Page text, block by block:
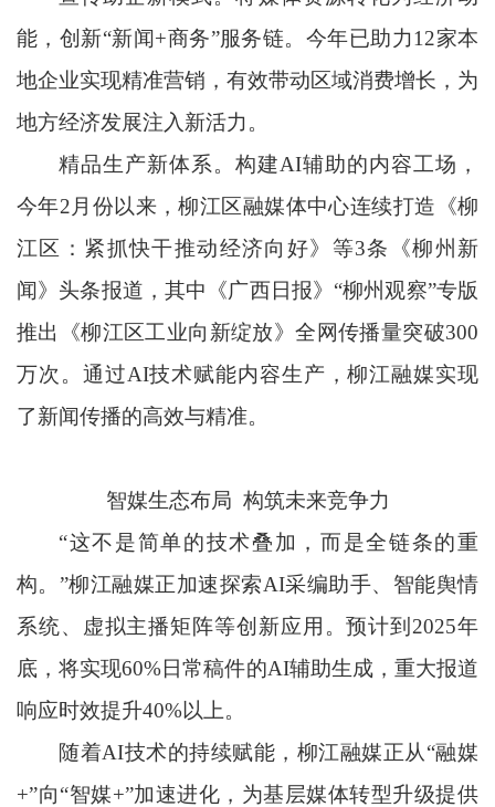
能，创新“新闻+商务”服务链。今年已助力12家本
地企业实现精准营销，有效带动区域消费增长，为
地方经济发展注入新活力。
精品生产新体系。构建AI辅助的内容工场，
今年2月份以来，柳江区融媒体中心连续打造《柳
江区：紧抓快干推动经济向好》等3条《柳州新
闻》头条报道，其中《广西日报》“柳州观察”专版
推出《柳江区工业向新绽放》全网传播量突破300
万次。通过AI技术赋能内容生产，柳江融媒实现
了新闻传播的高效与精准。
智媒生态布局 构筑未来竞争力
“这不是简单的技术叠加，而是全链条的重
构。”柳江融媒正加速探索AI采编助手、智能舆情
系统、虚拟主播矩阵等创新应用。预计到2025年
底，将实现60%日常稿件的AI辅助生成，重大报道
响应时效提升40%以上。
随着AI技术的持续赋能，柳江融媒正从“融媒
+”向“智媒+”加速进化，为基层媒体转型升级提供